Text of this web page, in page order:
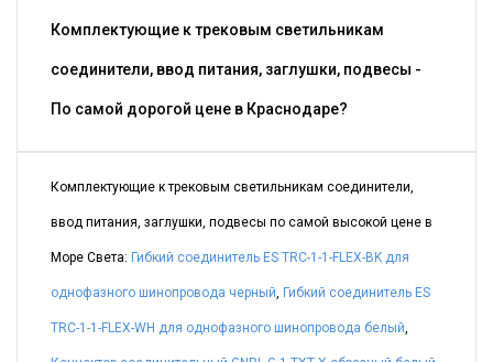
Комплектующие к трековым светильникам
соединители, ввод питания, заглушки, подвесы -
По самой дорогой цене в Краснодаре?
Комплектующие к трековым светильникам соединители,
ввод питания, заглушки, подвесы по самой высокой цене в
Море Света: Гибкий соединитель ES TRC-1-1-FLEX-BK для
однофазного шинопровода черный, Гибкий соединитель ES
TRC-1-1-FLEX-WH для однофазного шинопровода белый,